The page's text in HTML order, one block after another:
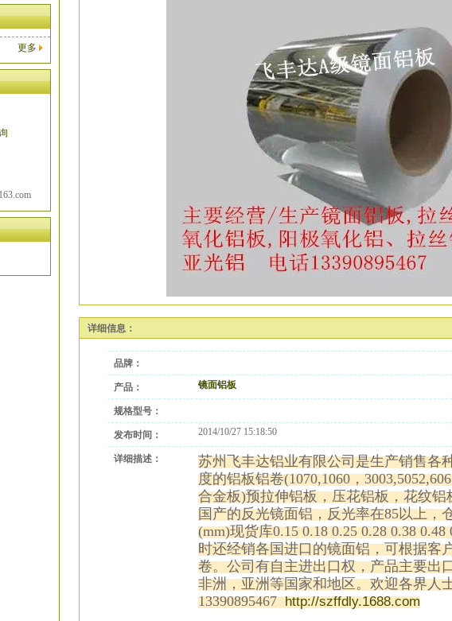
更多
详细信息：
品牌：
产品： 镜面铝板
规格型号：
发布时间： 2014/10/27 15:18:50
详细描述：
苏州飞丰达铝业有限公司是生产销售各
度的铝板铝卷(1070,1060，
合金板)预拉伸铝板，压花铝板，花纹
国产的反光镜面铝，反光率在85以上，
(mm)现货库0.15 0.18 0.25 0.28 0.38
时还经销各国进口的镜面铝，可根据客
卷。公司有自主进出口权，产品主要出
非洲，亚洲等国家和地区。欢迎各界人
13390895467http://szffdly.1688.com